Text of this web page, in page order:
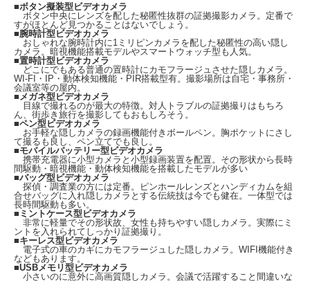
■ボタン擬装型ビデオカメラ
ボタン中央にレンズを配した秘匿性抜群の証拠撮影カメラ。定番で
すがほとんど見つかることはないでしょう。
■腕時計型ビデオカメラ
おしゃれな腕時計内に1ミリピンカメラを配した秘匿性の高い隠し
カメラ。暗視機能搭載モデルやスマートウォッチ型も人気。
■置時計型ビデオカメラ
どこにでもある普通の置時計にカモフラージュさせた隠しカメラ。
WI-FI・IP・動体検知機能・PIR搭載型有。撮影場所は自宅・事務所・
会議室等の屋内。
■ メガネ型ビデオカメラ
目線で撮れるのが最大の特徴。対人トラブルの証拠撮りはもちろ
ん、街歩き旅行を撮影してもおもしろそう。
■ペン型ビデオカメラ
お手軽な隠しカメラの録画機能付きボールペン。胸ポケットにさし
て撮るも良し、ペン立てでも良し。
■モバイルバッテリー型ビデオカメラ
携帯充電器に小型カメラと小型録画装置を配置。その形状から長時
間駆動・暗視機能・動体検知機能を搭載したモデルが多い
■バッグ型ビデオカメラ
探偵・調査業の方には定番。ピンホールレンズとハンディカムを組
合せバッグに入れ隠しカメラとする伝統技は今でも健在。一体型では
長時間駆動も多い。
■ ミントケース型ビデオカメラ
非常に軽量でその形状故、女性も持ちやすい隠しカメラ。実際にミ
ントを入れられてしっかり証拠撮り。
■キーレス型ビデオカメラ
電子式の車のカギにカモフラージュした隠しカメラ。WIFI機能付き
などもあります。
■USBメモリ型ビデオカメラ
小さいのに意外に高画質隠しカメラ。会議で活躍すること間違いな